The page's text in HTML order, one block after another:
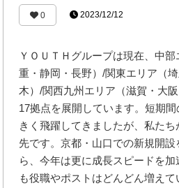
0 2023/12/12
ＹＯＵＴＨグループは現在、中
重・静岡・長野）/関東エリア（
木）/関西九州エリア（滋賀・大
17拠点を展開しています。短期
きく飛躍してきましたが、私た
先です。京都・山口での新規開
ら、今年は更に成長スピードを
も役職やポストはどんどん増え